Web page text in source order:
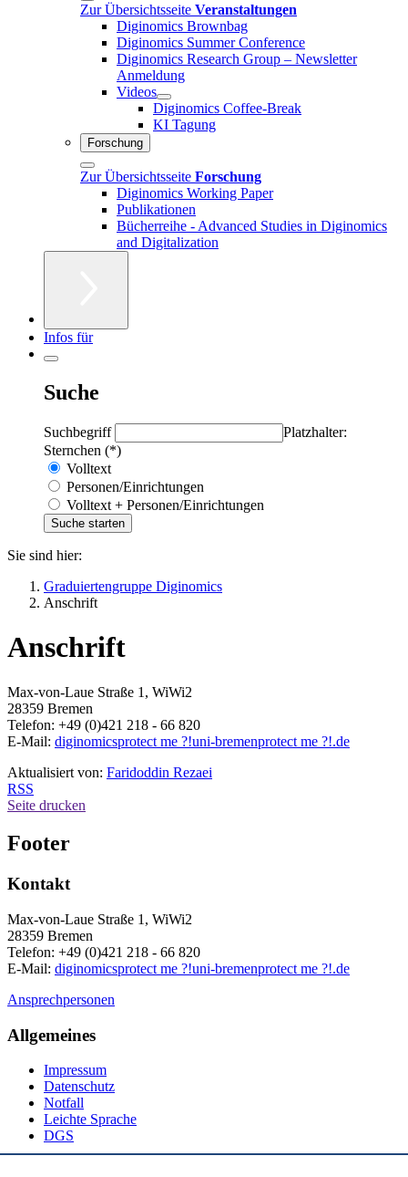
Zur Übersichtsseite Veranstaltungen
Diginomics Brownbag
Diginomics Summer Conference
Diginomics Research Group – Newsletter
Anmeldung
Videos
Diginomics Coffee-Break
KI Tagung
Forschung
Zur Übersichtsseite Forschung
Diginomics Working Paper
Publikationen
Bücherreihe - Advanced Studies in Diginomics
and Digitalization
Infos für
Suche
Suchbegriff
Platzhalter:
Sternchen (*)
Volltext
Personen/Einrichtungen
Volltext + Personen/Einrichtungen
Sie sind hier:
Graduiertengruppe Diginomics
Anschrift
Anschrift
Max-von-Laue Straße 1, WiWi2
28359 Bremen
Telefon: +49 (0)421 218 - 66 820
E-Mail: diginomicsprotect me ?!uni-bremenprotect me ?!.de
Aktualisiert von: Faridoddin Rezaei
RSS
Seite drucken
Footer
Kontakt
Max-von-Laue Straße 1, WiWi2
28359 Bremen
Telefon: +49 (0)421 218 - 66 820
E-Mail: diginomicsprotect me ?!uni-bremenprotect me ?!.de
Ansprechpersonen
Allgemeines
Impressum
Datenschutz
Notfall
Leichte Sprache
DGS